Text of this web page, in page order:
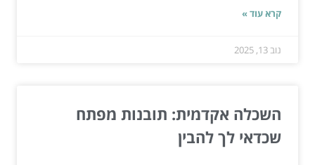
קרא עוד »
נוב 13, 2025
השכלה אקדמית: תובנות מפתח
שכדאי לך להבין